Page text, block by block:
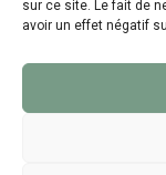
sur ce site. Le fait de
avoir un effet négatif